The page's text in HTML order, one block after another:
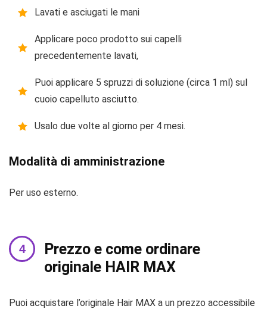
Lavati e asciugati le mani
Applicare poco prodotto sui capelli
precedentemente lavati,
Puoi applicare 5 spruzzi di soluzione (circa 1 ml) sul
cuoio capelluto asciutto.
Usalo due volte al giorno per 4 mesi.
Modalità di amministrazione
Per uso esterno.
Prezzo e come ordinare
originale HAIR MAX
Puoi acquistare l’originale Hair MAX a un prezzo accessibile